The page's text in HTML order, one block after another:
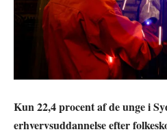
Kun 22,4 procent af de unge i
erhvervsuddannelse efter